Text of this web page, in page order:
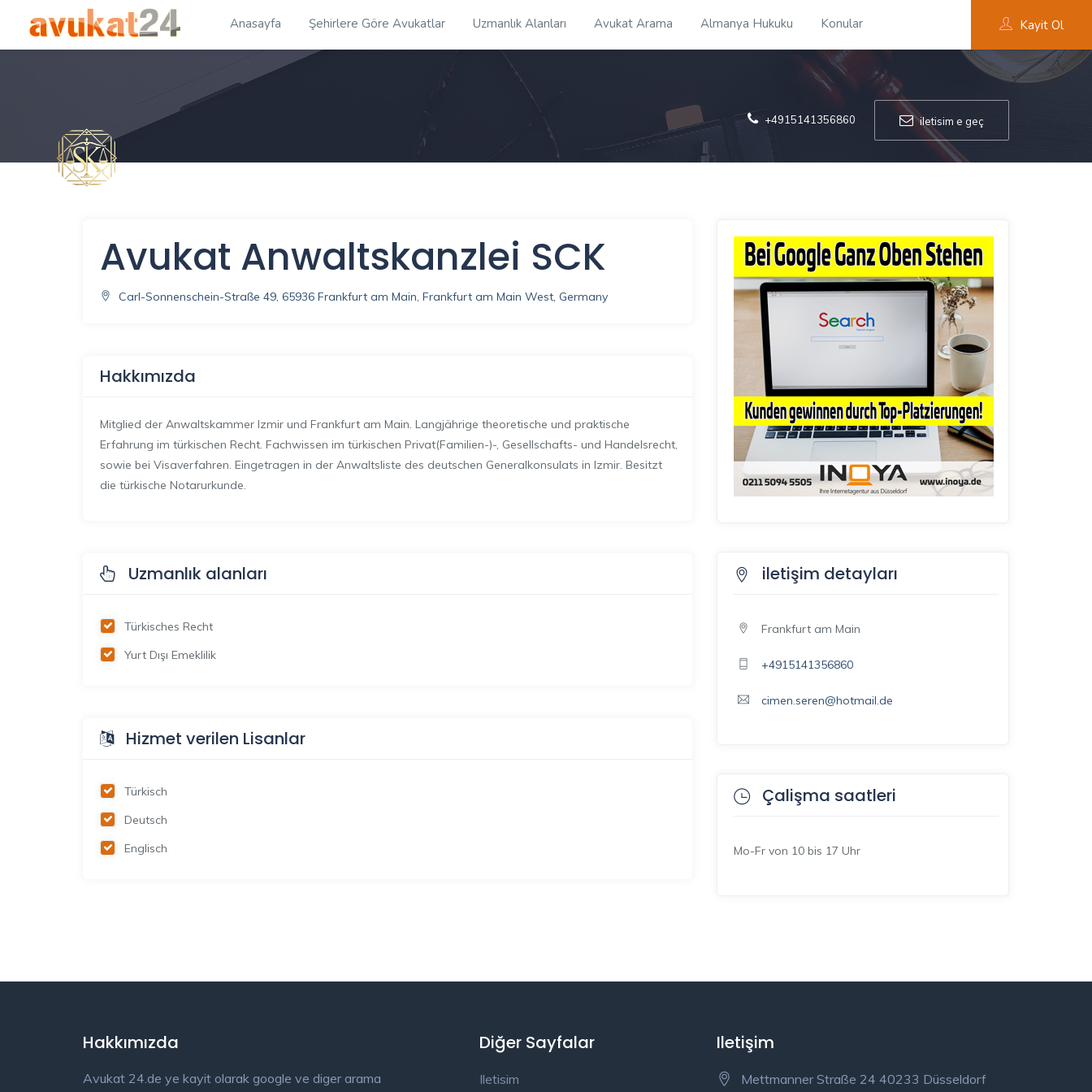
Anasayfa Şehirlere Göre Avukatlar Uzmanlık Alanları Avukat Arama Almanya Hukuku Konular Kayit Ol
+4915141356860 iletisim e geç
Avukat Anwaltskanzlei SCK
Carl-Sonnenschein-Straße 49, 65936 Frankfurt am Main, Frankfurt am Main West, Germany
Hakkımızda
Mitglied der Anwaltskammer Izmir und Frankfurt am Main. Langjährige theoretische und praktische
Erfahrung im türkischen Recht. Fachwissen im türkischen Privat(Familien-)-, Gesellschafts- und Handelsrecht,
sowie bei Visaverfahren. Eingetragen in der Anwaltsliste des deutschen Generalkonsulats in Izmir. Besitzt
die türkische Notarurkunde.
Uzmanlık alanları
Türkisches Recht
Yurt Dışı Emeklilik
Hizmet verilen Lisanlar
Türkisch
Deutsch
Englisch
iletişim detayları
Frankfurt am Main
+4915141356860
cimen.seren@hotmail.de
Çalişma saatleri
Mo-Fr von 10 bis 17 Uhr
Hakkımızda
Avukat 24.de ye kayit olarak google ve diger arama
Diğer Sayfalar
Iletisim
Iletişim
Mettmanner Straße 24 40233 Düsseldorf